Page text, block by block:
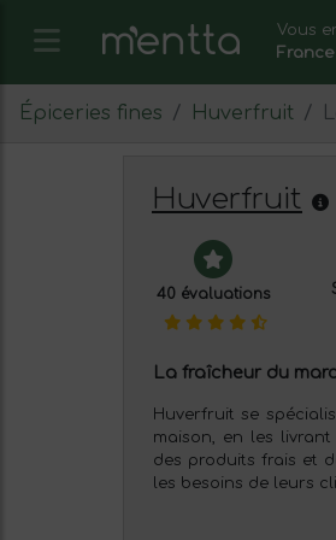
Vous
France
Épiceries fines Huverfruit
Huverfruit
40 évaluations
La fraîcheur du
Huverfruit se
maison, en les
des produits frais et
les besoins de leurs